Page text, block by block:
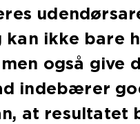
ikke bare
også give
indebærer
at resultatet